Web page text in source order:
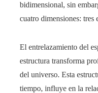
bidimensional, sin
cuatro dimensiones: tres
El entrelazamiento del
estructura transforma
del universo. Esta
tiempo, influye en la